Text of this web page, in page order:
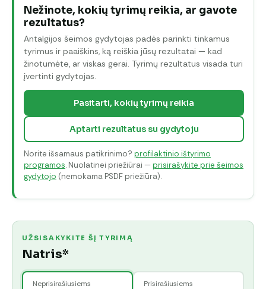
Nežinote, kokių tyrimų reikia, ar gavote
rezultatus?
Antalgijos šeimos gydytojas padės parinkti tinkamus
tyrimus ir paaiškins, ką reiškia jūsų rezultatai — kad
žinotumėte, ar viskas gerai. Tyrimų rezultatus visada turi
įvertinti gydytojas.
Pasitarti, kokių tyrimų reikia
Aptarti rezultatus su gydytoju
Norite išsamaus patikrinimo? profilaktinio ištyrimo
programos. Nuolatinei priežiūrai —prisirašykite prie šeimos
gydytojo (nemokama PSDF priežiūra).
UŽSISAKYKITE ŠĮ TYRIMĄ
Natris*
Neprisirašiusiems Prisirašiusiems